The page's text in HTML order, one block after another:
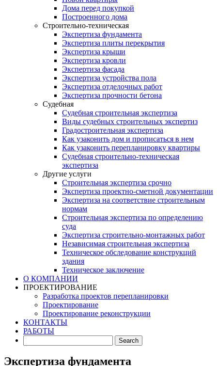
Дома перед покупкой
Построенного дома
Строительно-техническая
Экспертиза фундамента
Экспертиза плиты перекрытия
Экспертиза крыши
Экспертиза кровли
Экспертиза фасада
Экспертиза устройства пола
Экспертиза отделочных работ
Экспертиза прочности бетона
Судебная
Судебная строительная экспертиза
Виды судебных строительных экспертиз
Градостроительная экспертиза
Как узаконить дом и прописаться в нем
Как узаконить перепланировку квартиры
Судебная строительно-техническая
экспертиза
Другие услуги
Строительная экспертиза срочно
Экспертиза проектно-сметной документации
Экспертиза на соответствие строительным
нормам
Строительная экспертиза по определению
суда
Экспертиза строительно-монтажных работ
Независимая строительная экспертиза
Техническое обследование конструкций
здания
Техническое заключение
О КОМПАНИИ
ПРОЕКТИРОВАНИЕ
Разработка проектов перепланировки
Проектирование
Проектирование реконструкции
КОНТАКТЫ
РАБОТЫ
Экспертиза фундамента